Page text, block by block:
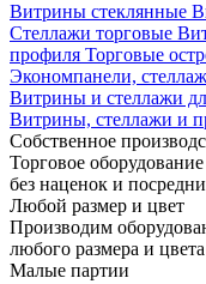
Витрины стеклянные
Стеллажи торговые
профиля Торговые
Экономпанели,
Витрины и стеллажи
Витрины, стеллажи и
Собственное
Торговое
без наценок и
Любой размер и цвет
Производим
любого размера и цвета
Малые партии